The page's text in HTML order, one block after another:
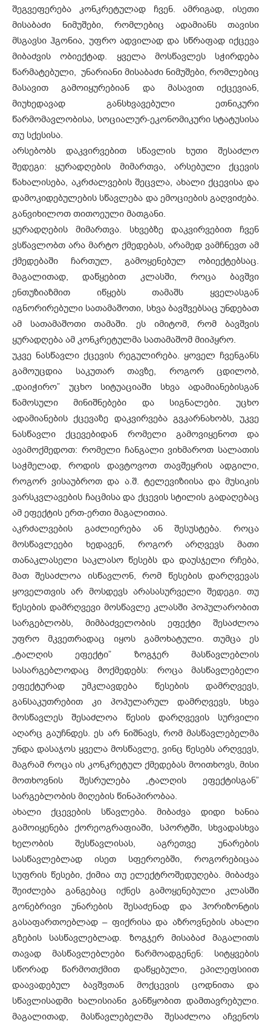
შეგვეფერება კონკრეტულად ჩვენ. ამრიგად, ისეთი
მისაბაძი ნიმუშები, რომლებიც ადამიანს თავისი
მსგავსი ჰგონია, უფრო ადვილად და სწრაფად იქცევა
მიბაძვის ობიექტად. ყველა მოსწავლეს სჭირდება
წარმატებული, უნარიანი მისაბაძი ნიმუშები, რომლებიც
მასავით გამოიყურებიან და მასავით იქცევიან,
მიუხედავად განსხვავებული ეთნიკური
წარმომავლობისა, სოციალურ-ეკონომიკური სტატუსისა
თუ სქესისა.
არსებობს დაკვირვებით სწავლის ხუთი შესაძლო
შედეგი: ყურადღების მიმართვა, არსებული ქცევის
წახალისება, აკრძალვების შეცვლა, ახალი ქცევისა და
დამოკიდებულების სწავლება და ემოციების გაღვიძება.
განვიხილოთ თითოეული მათგანი.
ყურადღების მიმართვა. სხვებზე დაკვირვებით ჩვენ
ვსწავლობთ არა მარტო ქმედებას, არამედ ვამჩნევთ ამ
ქმედებაში ჩართულ, გამოყენებულ ობიექტებსაც.
მაგალითად, დაწყებით კლასში, როცა ბავშვი
ენთუზიაზმით იწყებს თამაშს ყველასგან
იგნორირებული სათამაშოთი, სხვა ბავშვებსაც უნდებათ
ამ სათამაშოთი თამაში. ეს იმიტომ, რომ ბავშვის
ყურადღება ამ კონკრეტულმა სათამაშომ მიიპყრო.
უკვე ნასწავლი ქცევის რეგულირება. ყოველ ჩვენგანს
გამოუცდია საკუთარ თავზე, როგორ ცდილობ,
„დაიჭირო” უცხო სიტუაციაში სხვა ადამიანებისგან
წამოსული მინიშნებები და სიგნალები. უცხო
ადამიანების ქცევაზე დაკვირვება გვკარნახობს, უკვე
ნასწავლი ქცევებიდან რომელი გამოვიყენოთ და
ავამოქმედოთ: რომელი ჩანგალი ვიხმაროთ სალათის
საჭმელად, როდის დავტოვოთ თავშეყრის ადგილი,
როგორ ვისაუბროთ და ა.შ. ტელევიზიისა და მუსიკის
ვარსკვლავების ჩაცმისა და ქცევის სტილის გადაღებაც
ამ ეფექტის ერთ-ერთი მაგალითია.
აკრძალვების გაძლიერება ან შესუსტება. როცა
მოსწავლეები ხედავენ, როგორ არღვევს მათი
თანაკლასელი საკლასო წესებს და დაუსჯელი რჩება,
მათ შესაძლოა ისწავლონ, რომ წესების დარღვევას
ყოველთვის არ მოსდევს არასასურველი შედეგი. თუ
წესების დამრღვევი მოსწავლე კლასში პოპულარობით
სარგებლობს, მიმბაძველობის ეფექტი შესაძლოა
უფრო მკვეთრადაც იყოს გამოხატული. თუმცა ეს
„ტალღის ეფექტი” ზოგჯერ მასწავლებლის
სასარგებლოდაც მოქმედებს: როცა მასწავლებელი
ეფექტურად უმკლავდება წესების დამრღვევს,
განსაკუთრებით კი პოპულარულ დამრღვევს, სხვა
მოსწავლეს შესაძლოა წესის დარღვევის სურვილი
აღარც გაუჩნდეს. ეს არ ნიშნავს, რომ მასწავლებელმა
უნდა დასაჯოს ყველა მოსწავლე, ვინც წესებს არღვევს,
მაგრამ როცა ის კონკრეტულ ქმედებას მოითხოვს, მისი
მოთხოვნის შესრულება „ტალღის ეფექტისგან”
სარგებლობის მიღების წინაპირობაა.
ახალი ქცევების სწავლება. მიბაძვა დიდი ხანია
გამოიყენება ქორეოგრაფიაში, სპორტში, სხვადასხვა
ხელობის შესწავლისას, აგრეთვე უნარების
სასწავლებლად ისეთ სფეროებში, როგორებიცაა
სუფრის წესები, ქიმია თუ ელექტროშედუღება. მიბაძვა
შეიძლება განგებაც იქნეს გამოყენებული კლასში
გონებრივი უნარების შესაძენად და ჰორიზონტის
გასაფართოებლად – ფიქრისა და აზროვნების ახალი
გზების სასწავლებლად. ზოგჯერ მისაბაძ მაგალითს
თავად მასწავლებლები წარმოადგენენ: სიტყვების
სწორად წარმოთქმით დაწყებული, ეპილეფსიით
დაავადებულ ბავშვთან მოქცევის ცოდნითა და
სწავლისადმი ხალისიანი განწყობით დამთავრებული.
მაგალითად, მასწავლებელმა შესაძლოა აჩვენოს